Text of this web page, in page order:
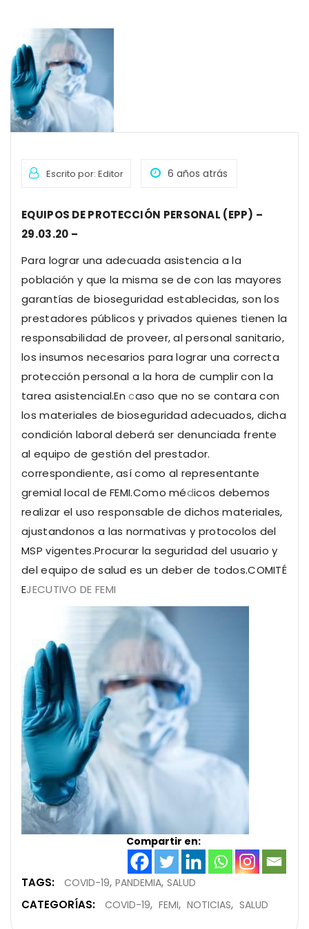
Escrito por: Editor 6 años atrás
EQUIPOS DE PROTECCIÓN PERSONAL (EPP) –
29.03.20 –
Para lograr una adecuada asistencia a la
población y que la misma se de con las mayores
garantías de bioseguridad establecidas, son los
prestadores públicos y privados quienes tienen la
responsabilidad de proveer, al personal sanitario,
los insumos necesarios para lograr una correcta
protección personal a la hora de cumplir con la
tarea asistencial.Encaso que no se contara con
los materiales de bioseguridad adecuados, dicha
condición laboral deberá ser denunciada frente
al equipo de gestión del prestador.
correspondiente, así como al representante
gremial local de FEMI.Como médicos debemos
realizar el uso responsable de dichos materiales,
ajustandonos a las normativas y protocolos del
MSP vigentes.Procurar la seguridad del usuario y
del equipo de salud es un deber de todos.COMITÉ
EJECUTIVO DE FEMI
Compartir en:
TAGS: COVID-19 PANDEMIA SALUD
CATEGORÍAS: COVID-19 FEMI NOTICIAS SALUD